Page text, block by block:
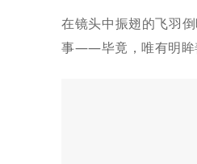
在镜头中振翅的飞羽
事——毕竟，唯有明眸